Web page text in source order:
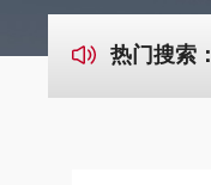
热门搜索：